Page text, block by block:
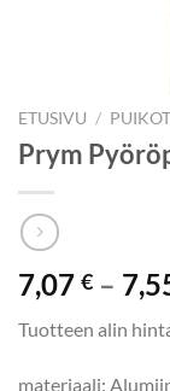
ETUSIVU / PUIKOT
Prym
7,07 € –
Tuotteen alin
materiaali: